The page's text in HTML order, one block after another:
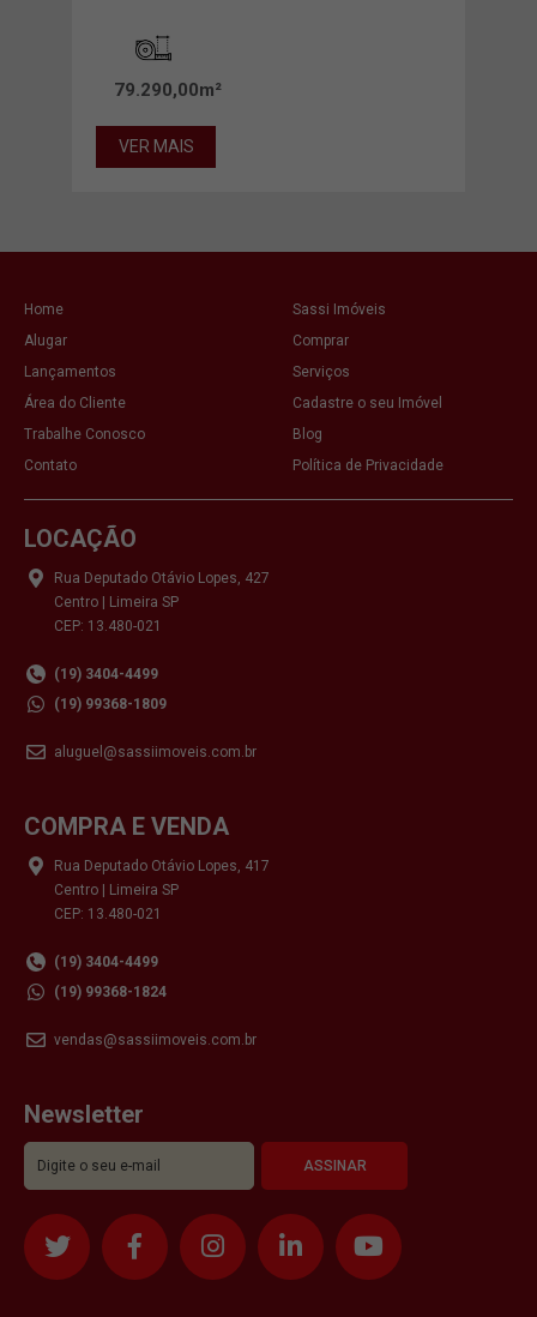
79.290,00m²
VER MAIS
Home
Sassi Imóveis
Alugar
Comprar
Lançamentos
Serviços
Área do Cliente
Cadastre o seu Imóvel
Trabalhe Conosco
Blog
Contato
Política de Privacidade
LOCAÇÃO
Rua Deputado Otávio Lopes, 427
Centro | Limeira SP
CEP: 13.480-021
(19) 3404-4499
(19) 99368-1809
aluguel@sassiimoveis.com.br
COMPRA E VENDA
Rua Deputado Otávio Lopes, 417
Centro | Limeira SP
CEP: 13.480-021
(19) 3404-4499
(19) 99368-1824
vendas@sassiimoveis.com.br
Newsletter